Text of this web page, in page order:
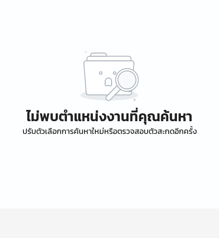
ไม่พบตำแหน่งงานที่คุณค้นหา
ปรับตัวเลือกการค้นหาใหม่หรือตรวจสอบตัวสะกดอีกครั้ง